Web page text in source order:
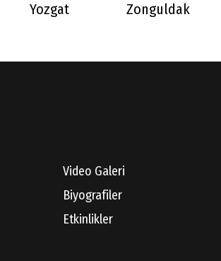
Yozgat Zonguldak
Video Galeri
Biyografiler
Etkinlikler